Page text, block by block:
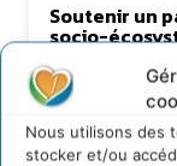
Nous utilisons des
stocker et/ou
Soutenir un
socio-
6 août 2026
S’inspirer de
5 août 2026